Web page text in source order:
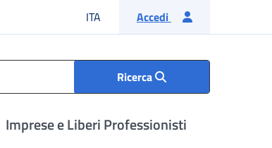
ITA Lingua italiana
Accedi
Ricerca
Imprese e Liberi Professionisti